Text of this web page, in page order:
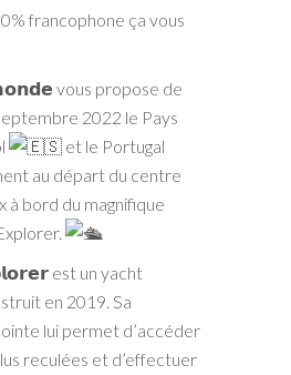
francophone ça vous
vous propose de
2022 le Pays
et le Portugal
au départ du centre
à bord du magnifique
est un yacht
en 2019. Sa
lui permet d’accéder
reculées et d’effectuer